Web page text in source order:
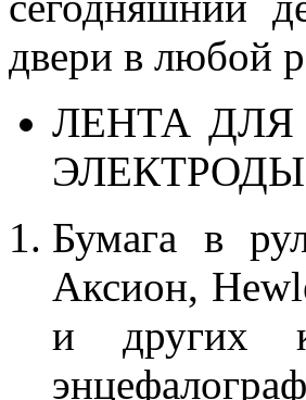
двери в любой
ЛЕНТА ДЛЯ
Бумага в
Аксион,
и других